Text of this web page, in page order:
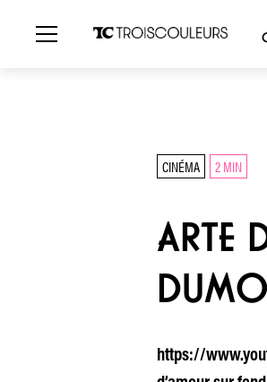
CINÉMA 2 MIN
ARTE
https://